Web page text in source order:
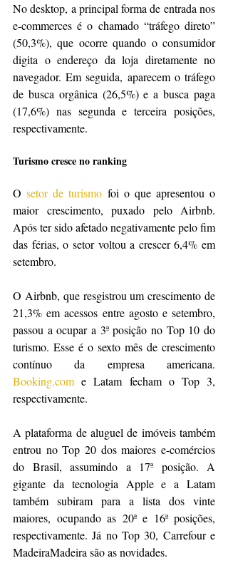
No desktop, a principal forma de entrada nos
e-commerces é o chamado “tráfego direto”
(50,3%), que ocorre quando o consumidor
digita o endereço da loja diretamente no
navegador. Em seguida, aparecem o tráfego
de busca orgânica (26,5%) e a busca paga
(17,6%) nas segunda e terceira posições,
respectivamente.
Turismo cresce no ranking
O setor de turismo foi o que apresentou o
maior crescimento, puxado pelo Airbnb.
Após ter sido afetado negativamente pelo fim
das férias, o setor voltou a crescer 6,4% em
setembro.
O Airbnb, que resgistrou um crescimento de
21,3% em acessos entre agosto e setembro,
passou a ocupar a 3ª posição no Top 10 do
turismo. Esse é o sexto mês de crescimento
Booking.com e Latam fecham o Top 3,
respectivamente.
A plataforma de aluguel de imóveis também
entrou no Top 20 dos maiores e-comércios
do Brasil, assumindo a 17ª posição. A
gigante da tecnologia Apple e a Latam
também subiram para a lista dos vinte
maiores, ocupando as 20ª e 16ª posições,
respectivamente. Já no Top 30, Carrefour e
MadeiraMadeira são as novidades.